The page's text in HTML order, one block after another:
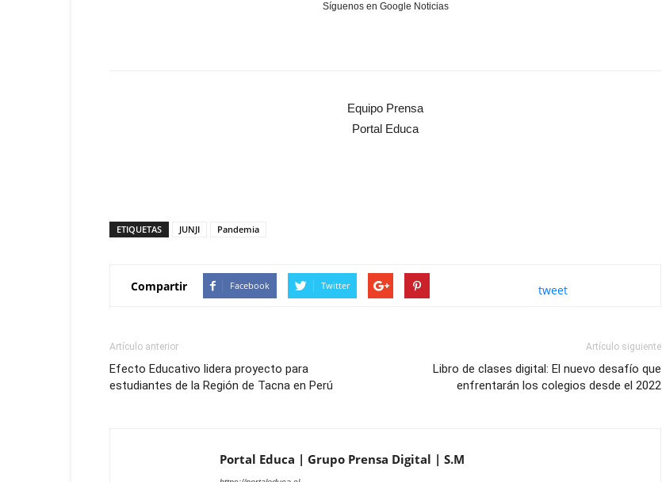
Síguenos en Google Noticias
Equipo Prensa
Portal Educa
ETIQUETAS JUNJI Pandemia
Compartir Facebook Twitter tweet
Artículo anterior
Efecto Educativo lidera proyecto para
estudiantes de la Región de Tacna en Perú
Artículo siguiente
Libro de clases digital: El nuevo desafío que
enfrentarán los colegios desde el 2022
Portal Educa | Grupo Prensa Digital | S.M